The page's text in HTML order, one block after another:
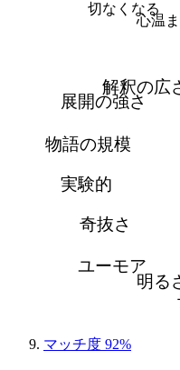
心温
切なくなる
明る
ユーモア
奇抜さ
実験的
物語の規模
展開の強さ
解釈の広
マッチ度 92%